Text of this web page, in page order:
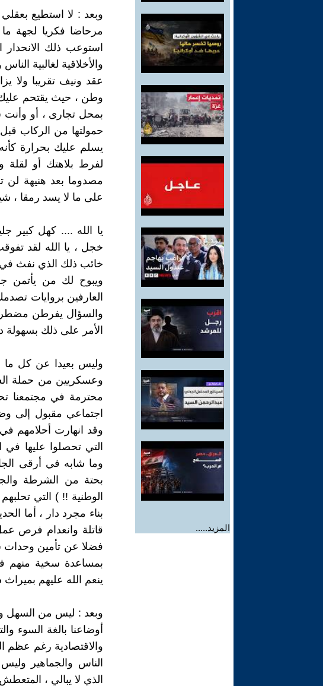
المزيد.....
وبعد : لا استطيع
مرحاضا فكريا لجهة
استوعب ذلك الانحدار
والأخلاقية لغالبية
عقد ونيف تقريبا ولا
وطن ، حيث يقتحم عليك
بمحل تجارى ، أو وأنت
حمولتها من الركاب
يسلم عليك بحرارة
لفرط بلاهتك أو
مصدوما بعد هنيهة
على ما لا يسد رمقا ،
يا الله .... كهل كبير
خجل ، يا الله لقد
خائب ذلك الذي نفث
ويبوح لك من يأتمن
العارفين بروايات
والسؤال يفرطن
الأمر على ذلك
وليس بعيدا عن كل ما
وعسكريين من حملة
محترمة في مجتمعنا
اجتماعي مقبول إلى
وقد انهارت أحلامهم في
التي تحصلوا عليها
وما شابه في أرقى
بحتة من الشرطة
الوطنية !! ) التي
بناء مجرد دار ، أما
قاتلة وانعدام فرص
فضلا عن تأمين وحدات
بمساعدة سخية منهم
ينعم الله عليهم
وبعد : ليس من السهل
أوضاعنا بالغة السوء
والاقتصادية رغم عظم
الناس والجماهير
الذي لا يبالي ،